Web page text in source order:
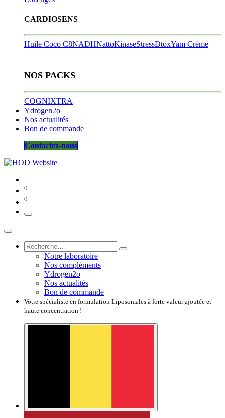
CARDIOSENS
Huile Coco C8NADHNattoKinaseStressDtoxYam Crème
NOS PACKS
COGNIXTRA
Ydrogen2o
Nos actualités
Bon de commande
Contactez-nous
0
0
Notre laboratoire
Nos compléments
Ydrogen2o
Nos actualités
Bon de commande
Votre spécialiste en formulation Liposomales à forte valeur ajoutée et
haute concentration !